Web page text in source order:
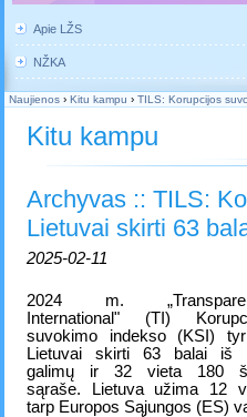
Apie LŽS
NŽKA
Naujienos › Kitu kampu › TILS: Korupcijos
Kitu kampu
Archyvas :: TILS:
Lietuvai skirti 63
2025-02-11
2024 m.
International" (TI)
suvokimo indekso (KSI)
Lietuvai skirti 63 balai iš
galimų ir 32 vieta 180
sąraše. Lietuva užima 12
tarp Europos Sąjungos (ES)